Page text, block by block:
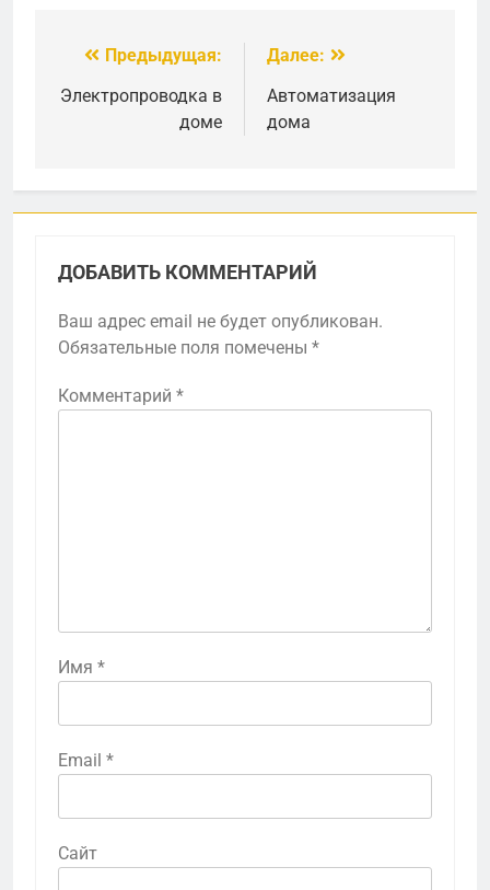
Навигация
по
Предыдущая:
Электропроводка в
доме
Далее:
Автоматизация
дома
ДОБАВИТЬ КОММЕНТАРИЙ
Ваш адрес email не будет опубликован.
Обязательные поля помечены *
Комментарий *
Имя *
Email *
Сайт